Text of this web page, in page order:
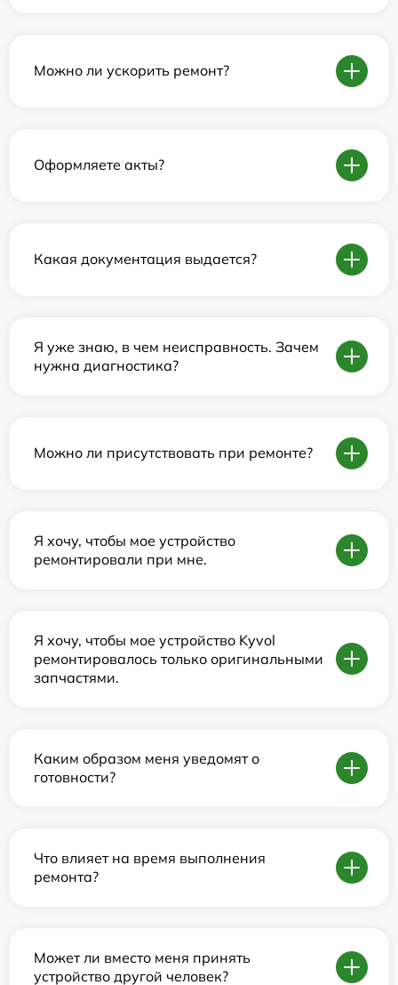
Можно ли ускорить ремонт?
Оформляете акты?
Какая документация выдается?
Я уже знаю, в чем неисправность. Зачем
нужна диагностика?
Можно ли присутствовать при ремонте?
Я хочу, чтобы мое устройство
ремонтировали при мне.
Я хочу, чтобы мое устройство Kyvol
ремонтировалось только оригинальными
запчастями.
Каким образом меня уведомят о
готовности?
Что влияет на время выполнения
ремонта?
Может ли вместо меня принять
устройство другой человек?